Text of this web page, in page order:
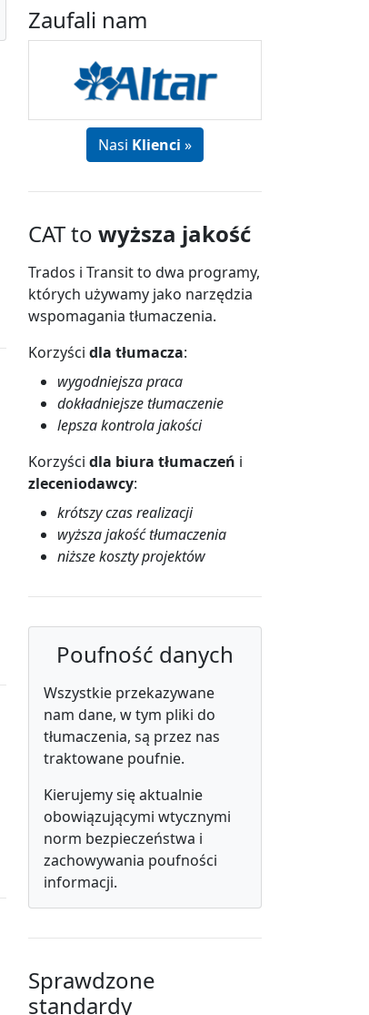
Zaufali nam
Nasi Klienci »
CAT to wyższa jakość
Trados i Transit to dwa programy,
których używamy jako narzędzia
wspomagania tłumaczenia.
Korzyści dla tłumacza:
wygodniejsza praca
dokładniejsze tłumaczenie
lepsza kontrola jakości
Korzyści dla biura tłumaczeń i
zleceniodawcy:
krótszy czas realizacji
wyższa jakość tłumaczenia
niższe koszty projektów
Poufność danych
Wszystkie przekazywane
nam dane, w tym pliki do
tłumaczenia, są przez nas
traktowane poufnie.
Kierujemy się aktualnie
obowiązującymi wtycznymi
norm bezpieczeństwa i
zachowywania poufności
informacji.
Sprawdzone
standardy